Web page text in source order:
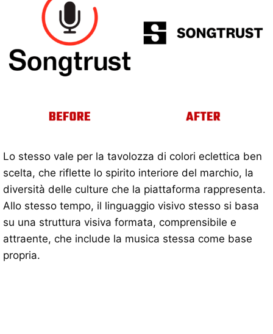
Lo stesso vale per la tavolozza di colori eclettica ben
scelta, che riflette lo spirito interiore del marchio, la
diversità delle culture che la piattaforma rappresenta.
Allo stesso tempo, il linguaggio visivo stesso si basa
su una struttura visiva formata, comprensibile e
attraente, che include la musica stessa come base
propria.